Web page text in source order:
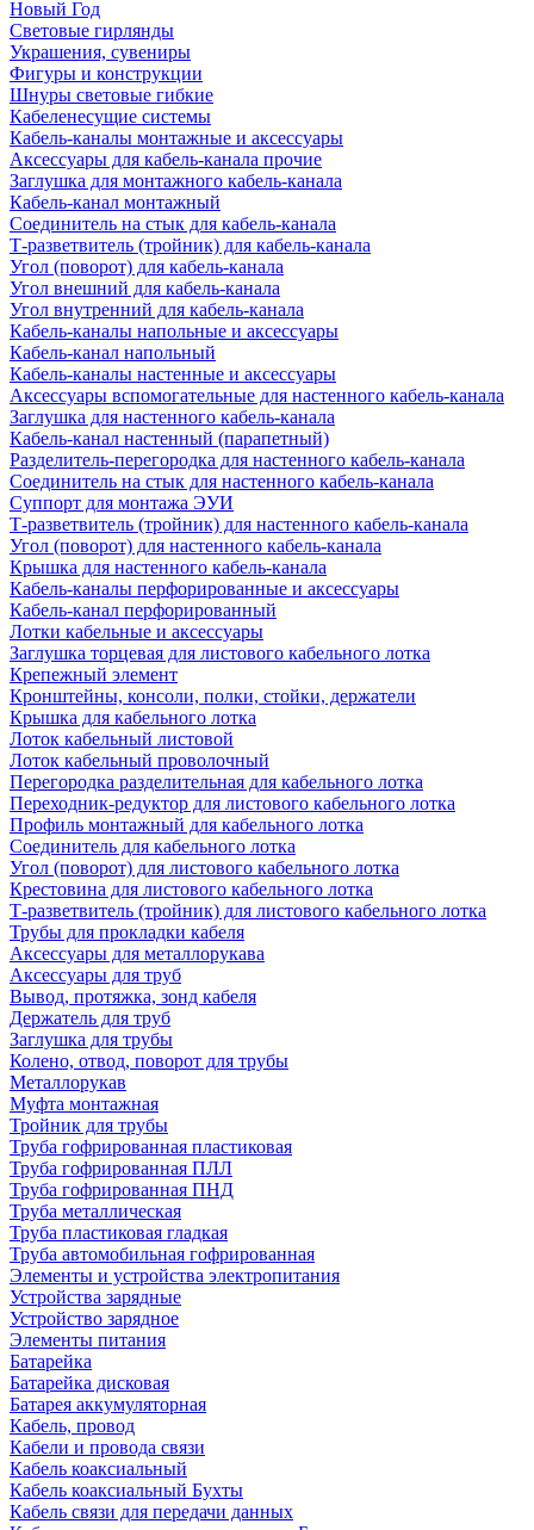
Новый Год
Световые гирлянды
Украшения, сувениры
Фигуры и конструкции
Шнуры световые гибкие
Кабеленесущие системы
Кабель-каналы монтажные и аксессуары
Аксессуары для кабель-канала прочие
Заглушка для монтажного кабель-канала
Кабель-канал монтажный
Соединитель на стык для кабель-канала
Т-разветвитель (тройник) для кабель-канала
Угол (поворот) для кабель-канала
Угол внешний для кабель-канала
Угол внутренний для кабель-канала
Кабель-каналы напольные и аксессуары
Кабель-канал напольный
Кабель-каналы настенные и аксессуары
Аксессуары вспомогательные для настенного кабель-канала
Заглушка для настенного кабель-канала
Кабель-канал настенный (парапетный)
Разделитель-перегородка для настенного кабель-канала
Соединитель на стык для настенного кабель-канала
Суппорт для монтажа ЭУИ
Т-разветвитель (тройник) для настенного кабель-канала
Угол (поворот) для настенного кабель-канала
Крышка для настенного кабель-канала
Кабель-каналы перфорированные и аксессуары
Кабель-канал перфорированный
Лотки кабельные и аксессуары
Заглушка торцевая для листового кабельного лотка
Крепежный элемент
Кронштейны, консоли, полки, стойки, держатели
Крышка для кабельного лотка
Лоток кабельный листовой
Лоток кабельный проволочный
Перегородка разделительная для кабельного лотка
Переходник-редуктор для листового кабельного лотка
Профиль монтажный для кабельного лотка
Соединитель для кабельного лотка
Угол (поворот) для листового кабельного лотка
Крестовина для листового кабельного лотка
Т-разветвитель (тройник) для листового кабельного лотка
Трубы для прокладки кабеля
Аксессуары для металлорукава
Аксессуары для труб
Вывод, протяжка, зонд кабеля
Держатель для труб
Заглушка для трубы
Колено, отвод, поворот для трубы
Металлорукав
Муфта монтажная
Тройник для трубы
Труба гофрированная пластиковая
Труба гофрированная ПЛЛ
Труба гофрированная ПНД
Труба металлическая
Труба пластиковая гладкая
Труба автомобильная гофрированная
Элементы и устройства электропитания
Устройства зарядные
Устройство зарядное
Элементы питания
Батарейка
Батарейка дисковая
Батарея аккумуляторная
Кабель, провод
Кабели и провода связи
Кабель коаксиальный
Кабель коаксиальный Бухты
Кабель связи для передачи данных